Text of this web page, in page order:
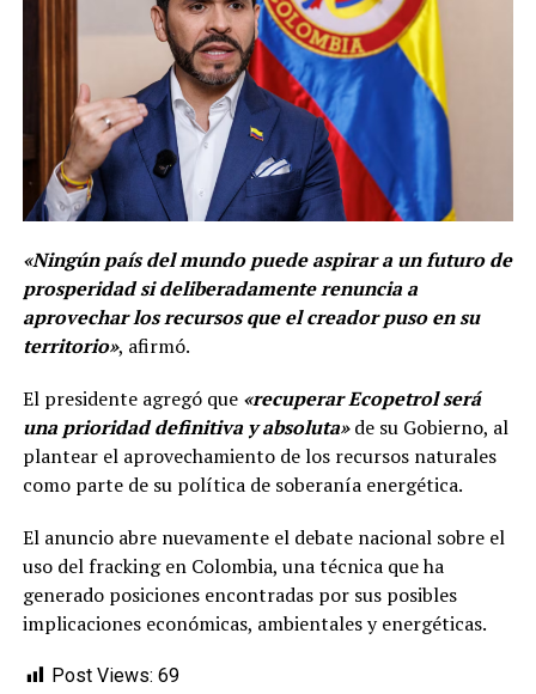
«Ningún país del mundo puede aspirar a un futuro de
prosperidad si deliberadamente renuncia a
aprovechar los recursos que el creador puso en su
territorio», afirmó.
El presidente agregó que «recuperar Ecopetrol será
una prioridad definitiva y absoluta» de su Gobierno, al
plantear el aprovechamiento de los recursos naturales
como parte de su política de soberanía energética.
El anuncio abre nuevamente el debate nacional sobre el
uso del fracking en Colombia, una técnica que ha
generado posiciones encontradas por sus posibles
implicaciones económicas, ambientales y energéticas.
Post Views: 69